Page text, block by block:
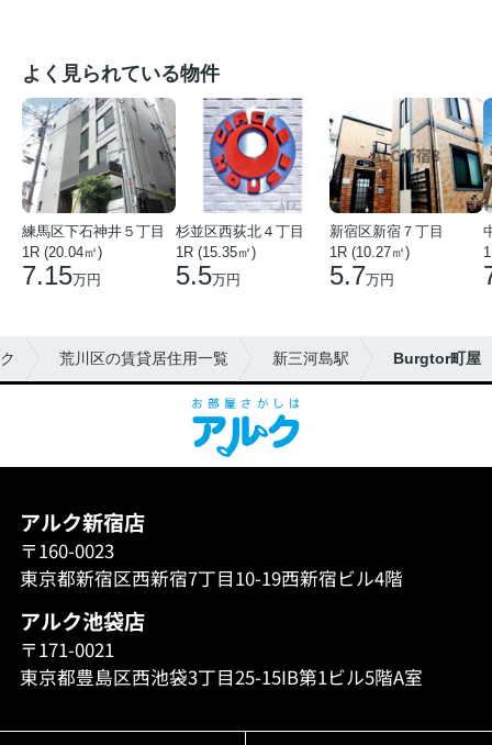
よく見られている物件
練馬区下石神井５丁目
1R (20.04㎡)
7.15万円
杉並区西荻北４丁目
1R (15.35㎡)
5.5万円
新宿区新宿７丁目
1R (10.27㎡)
5.7万円
荒川区の賃貸居住用一覧 新三河島駅 Burgtor町屋
アルク新宿店
〒160-0023
東京都新宿区西新宿7丁目10-19西新宿ビル4階
アルク池袋店
〒171-0021
東京都豊島区西池袋3丁目25-15IB第1ビル5階A室